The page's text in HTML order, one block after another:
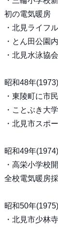
初の
・北見ラ
・とん田
・北見水泳協
昭和48年
・東陵町
・こと
・北見市スポ
昭和49年
・高栄小学校
全校電気暖房採
昭和50年
・北見市少林